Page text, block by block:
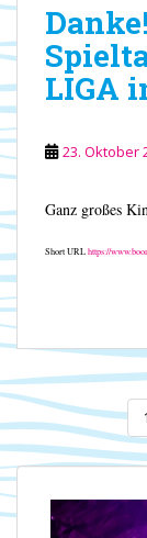
LIGA
23. Oktober
Ganz großes
Short URLhttps://
DER
1